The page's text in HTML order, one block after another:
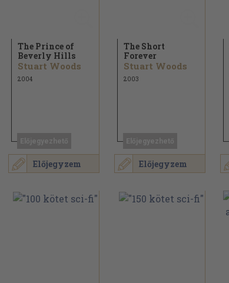
Előjegyzem
The Prince of
Beverly Hills
Stuart Woods
2004
Előjegyzem
The Short
Forever
Stuart Woods
2003